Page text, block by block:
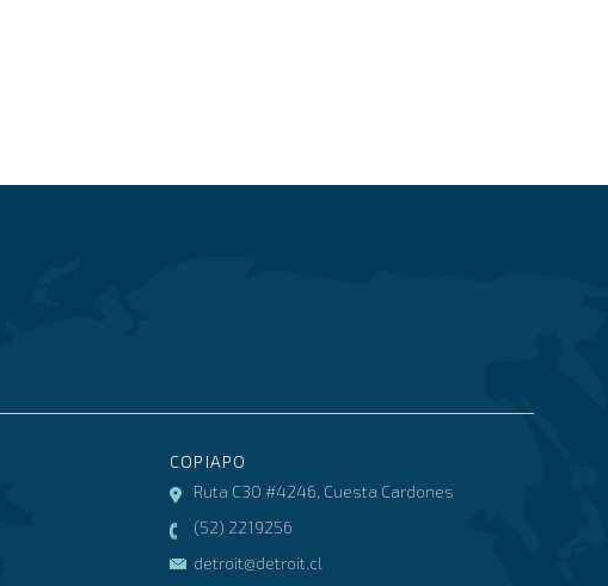
COPIAPO
Ruta C30 #4246, Cuesta Cardones
(52) 2219256
detroit@detroit.cl